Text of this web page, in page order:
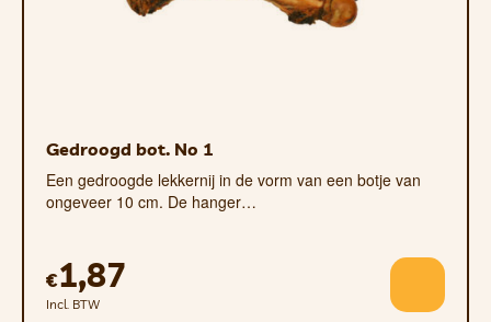
Gedroogd bot. No 1
Een gedroogde lekkernij in de vorm van een botje van
ongeveer 10 cm. De hanger…
€1,87
Incl. BTW